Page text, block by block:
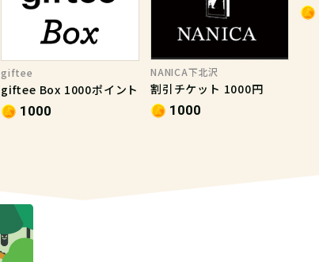
giftee
giftee Box 1000ポイント
1000
NANICA下北沢
割引チケット 1000円
1000